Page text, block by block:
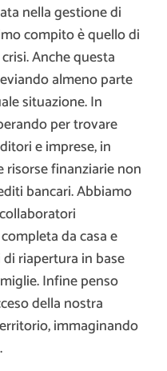
nella gestione di
compito è quello di
Anche questa
almeno parte
situazione. In
per trovare
e imprese, in
finanziarie non
bancari. Abbiamo
da casa e
riapertura in base
Infine penso
della nostra
immaginando